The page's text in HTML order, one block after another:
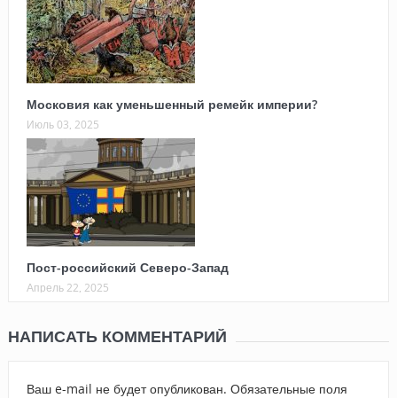
Московия как уменьшенный ремейк империи?
Июль 03, 2025
Пост-российский Северо-Запад
Апрель 22, 2025
НАПИСАТЬ КОММЕНТАРИЙ
Ваш e-mail не будет опубликован. Обязательные поля